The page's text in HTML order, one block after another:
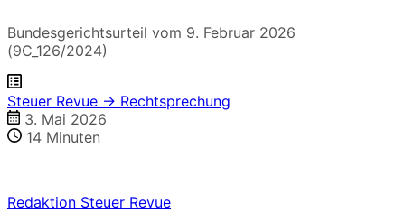
Bundesgerichtsurteil vom 9. Februar 2026
(9C_126/2024)
Steuer Revue → Rechtsprechung
3. Mai 2026
14 Minuten
Redaktion Steuer Revue